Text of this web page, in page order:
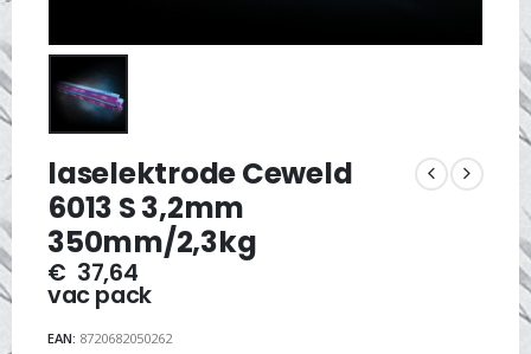
laselektrode Ceweld
6013 S 3,2mm
350mm/2,3kg
€ 37,64
vac pack
EAN: 8720682050262